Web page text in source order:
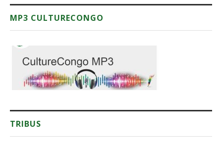
MP3 CULTURECONGO
TRIBUS